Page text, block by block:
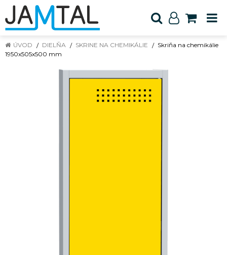
ÚVOD DIELŇA SKRINE NA CHEMIKÁLIE
Skriňa na chemikálie
1950x505x500 mm